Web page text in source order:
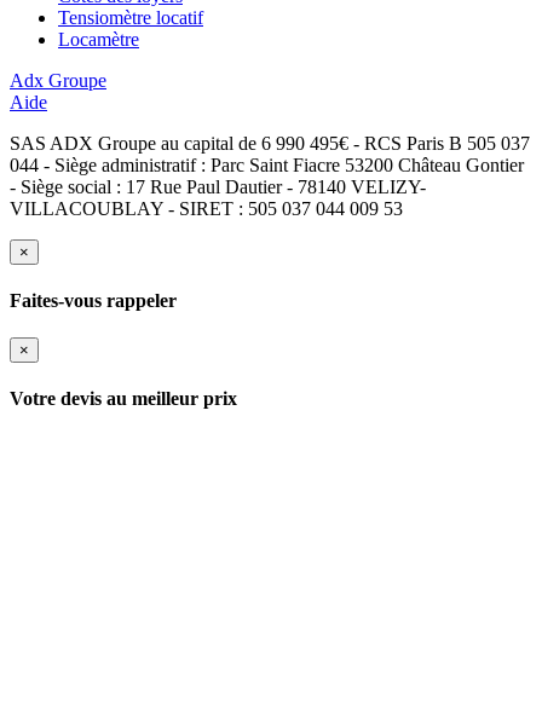
Tensiomètre locatif
Locamètre
Adx Groupe
Aide
SAS ADX Groupe au capital de 6 990 495€ - RCS Paris B 505 037
044 - Siège administratif : Parc Saint Fiacre 53200 Château Gontier
- Siège social : 17 Rue Paul Dautier - 78140 VELIZY-
VILLACOUBLAY - SIRET : 505 037 044 009 53
×
Faites-vous rappeler
×
Votre devis au meilleur prix